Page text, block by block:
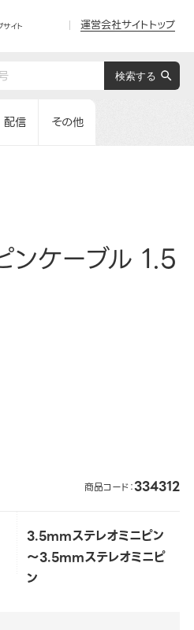
イト 運営会社サイトトップ
配信 その他
ンケーブル 1.5
商品コード：334312
3.5mmステレオミニピン
～3.5mmステレオミニピ
ン